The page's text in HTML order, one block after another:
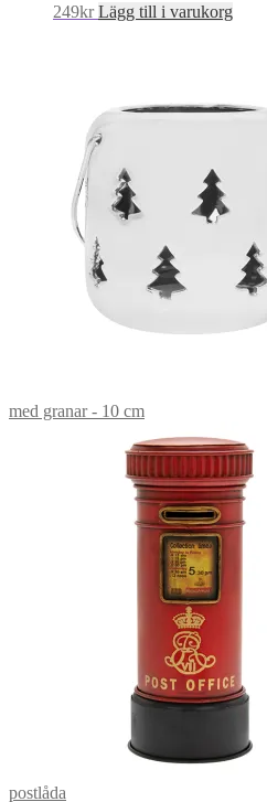
249kr Lägg till i varukorg
med granar - 10 cm
postlåda